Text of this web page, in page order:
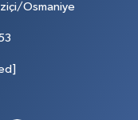
Osmaniye